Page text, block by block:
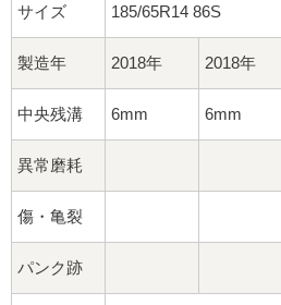
サイズ 185/65R14 86S
製造年 2018年 2018年
中央残溝 6mm 6mm
異常磨耗
傷・亀裂
パンク跡